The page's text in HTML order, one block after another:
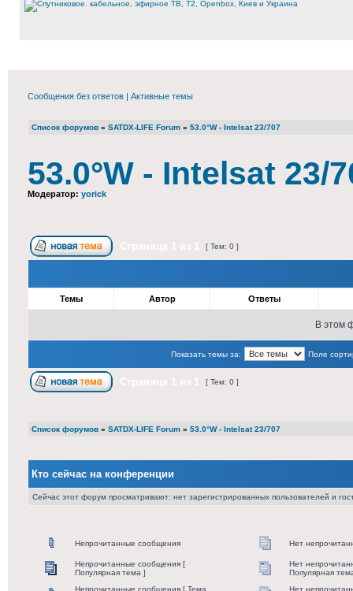
Сообщения без ответов | Активные темы
Список форумов » SATDX-LIFE Forum » 53.0°W - Intelsat 23/707
53.0°W - Intelsat 23/
Модератор: yorick
[ Тем: 0 ]
Темы Автор Ответы
В этом
Показать темы за: Поле
[ Тем: 0 ]
Список форумов » SATDX-LIFE Forum » 53.0°W - Intelsat 23/707
Кто сейчас на конференции
Сейчас этот форум просматривают: нет зарегистрированных пользователей и
Непрочитанные сообщения Нет
Непрочитанные сообщения [
Популярная тема ]
Нет
Популярная
Непрочитанные сообщения [ Тема
Нет